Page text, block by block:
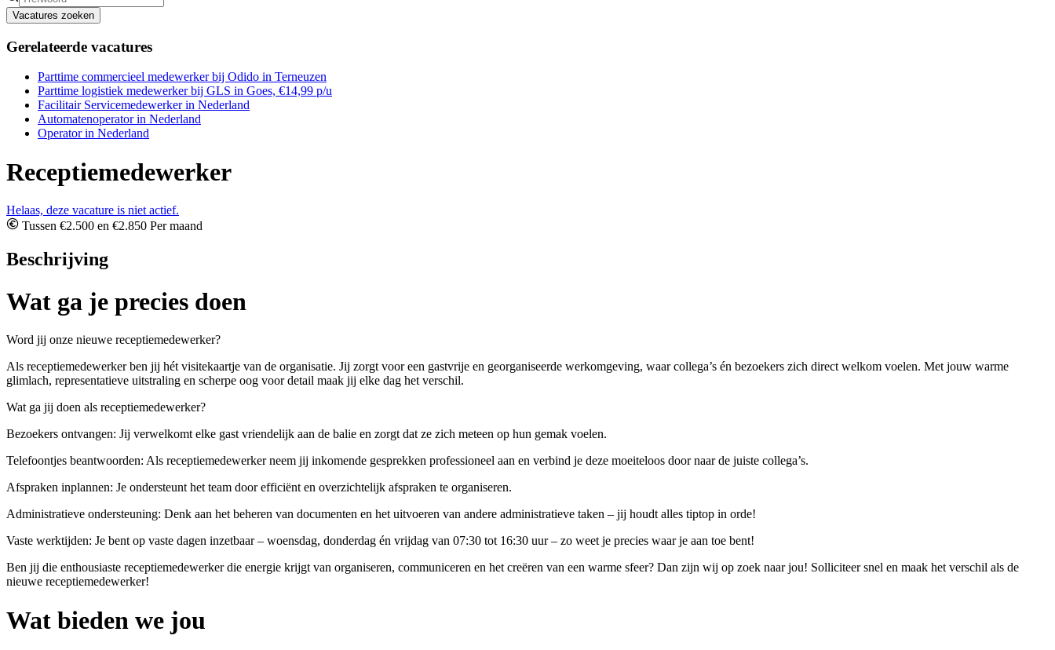
Vacatures zoeken
Gerelateerde vacatures
Parttime commercieel medewerker bij Odido in Terneuzen
Parttime logistiek medewerker bij GLS in Goes, €14,99 p/u
Facilitair Servicemedewerker in Nederland
Automatenoperator in Nederland
Operator in Nederland
Receptiemedewerker
Helaas, deze vacature is niet actief.
Tussen €2.500 en €2.850 Per maand
Beschrijving
Wat ga je precies doen
Word jij onze nieuwe receptiemedewerker?
Als receptiemedewerker ben jij hét visitekaartje van de organisatie. Jij zorgt voor een gastvrije en georganiseerde werkomgeving, waar collega’s én bezoekers zich direct welkom voelen. Met jouw warme
glimlach, representatieve uitstraling en scherpe oog voor detail maak jij elke dag het verschil.
Wat ga jij doen als receptiemedewerker?
Bezoekers ontvangen: Jij verwelkomt elke gast vriendelijk aan de balie en zorgt dat ze zich meteen op hun gemak voelen.
Telefoontjes beantwoorden: Als receptiemedewerker neem jij inkomende gesprekken professioneel aan en verbind je deze moeiteloos door naar de juiste collega’s.
Afspraken inplannen: Je ondersteunt het team door efficiënt en overzichtelijk afspraken te organiseren.
Administratieve ondersteuning: Denk aan het beheren van documenten en het uitvoeren van andere administratieve taken – jij houdt alles tiptop in orde!
Vaste werktijden: Je bent op vaste dagen inzetbaar – woensdag, donderdag én vrijdag van 07:30 tot 16:30 uur – zo weet je precies waar je aan toe bent!
Ben jij die enthousiaste receptiemedewerker die energie krijgt van organiseren, communiceren en het creëren van een warme sfeer? Dan zijn wij op zoek naar jou! Solliciteer snel en maak het verschil als de
nieuwe receptiemedewerker!
Wat bieden we jou